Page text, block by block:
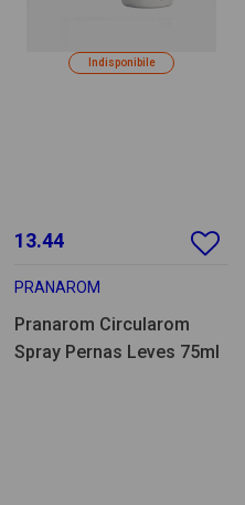
Indisponibile
13.44
PRANAROM
Pranarom Circularom
Spray Pernas Leves 75ml